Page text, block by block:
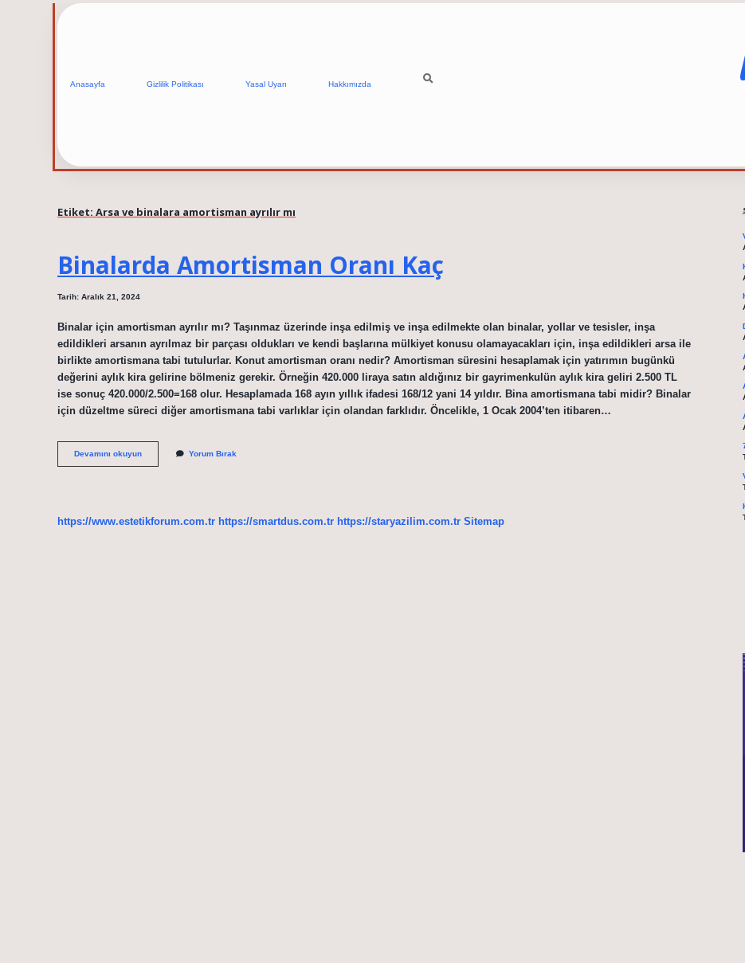
Anasayfa Gizlilik Politikası Yasal Uyarı Hakkımızda
Etiket: Arsa ve binalara amortisman ayrılır mı
Binalarda Amortisman Oranı Kaç
Tarih: Aralık 21, 2024
Binalar için amortisman ayrılır mı? Taşınmaz üzerinde inşa edilmiş ve inşa edilmekte olan binalar, yollar ve tesisler, inşa
edildikleri arsanın ayrılmaz bir parçası oldukları ve kendi başlarına mülkiyet konusu olamayacakları için, inşa edildikleri arsa ile
birlikte amortismana tabi tutulurlar. Konut amortisman oranı nedir? Amortisman süresini hesaplamak için yatırımın bugünkü
değerini aylık kira gelirine bölmeniz gerekir. Örneğin 420.000 liraya satın aldığınız bir gayrimenkulün aylık kira geliri 2.500 TL
ise sonuç 420.000/2.500=168 olur. Hesaplamada 168 ayın yıllık ifadesi 168/12 yani 14 yıldır. Bina amortismana tabi midir? Binalar
için düzeltme süreci diğer amortismana tabi varlıklar için olandan farklıdır. Öncelikle, 1 Ocak 2004’ten itibaren…
Devamını okuyunBinalarda
Amortisman
Yorum Bırak
https://www.estetikforum.com.tr https://smartdus.com.tr https://staryazilim.com.tr Sitemap